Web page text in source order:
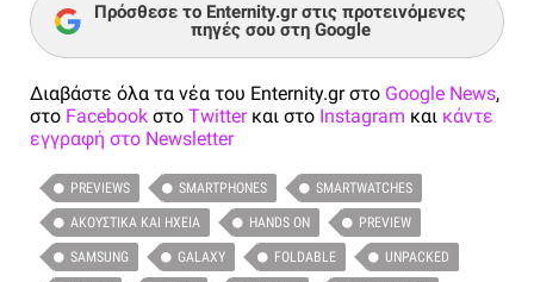
Πρόσθεσε το Enternity.gr στις προτεινόμενες
πηγές σου στη Google
Διαβάστε όλα τα νέα του Enternity.gr στο Google News,
στο Facebook στο Twitterκαι στο Instagram και κάντε
εγγραφή στο Newsletter
PREVIEWS SMARTPHONES SMARTWATCHES
ΑΚΟΥΣΤΙΚΆ ΚΑΙ ΗΧΕΊΑ HANDS ON PREVIEW
SAMSUNG GALAXY FOLDABLE UNPACKED